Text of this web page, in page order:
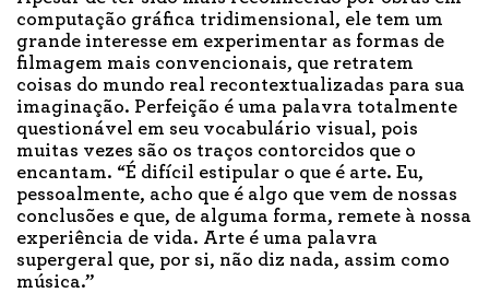
computação gráfica tridimensional, ele tem um
grande interesse em experimentar as formas de
filmagem mais convencionais, que retratem
coisas do mundo real recontextualizadas para sua
imaginação. Perfeição é uma palavra totalmente
questionável em seu vocabulário visual, pois
muitas vezes são os traços contorcidos que o
encantam. “É difícil estipular o que é arte. Eu,
pessoalmente, acho que é algo que vem de nossas
conclusões e que, de alguma forma, remete à nossa
experiência de vida. Arte é uma palavra
supergeral que, por si, não diz nada, assim como
música.”